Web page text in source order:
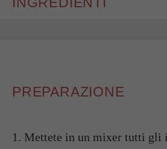
PREPARAZIONE
1. Mettete in un mixer tutti gli